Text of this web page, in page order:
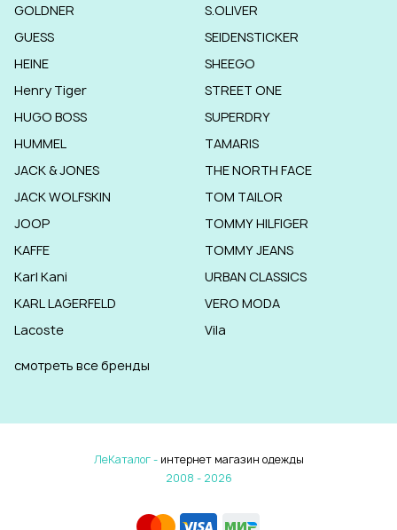
GOLDNER
GUESS
HEINE
Henry Tiger
HUGO BOSS
HUMMEL
JACK & JONES
JACK WOLFSKIN
JOOP
KAFFE
Karl Kani
KARL LAGERFELD
Lacoste
S.OLIVER
SEIDENSTICKER
SHEEGO
STREET ONE
SUPERDRY
TAMARIS
THE NORTH FACE
TOM TAILOR
TOMMY HILFIGER
TOMMY JEANS
URBAN CLASSICS
VERO MODA
Vila
смотреть все бренды
ЛеКаталог - интернет магазин одежды
2008 - 2026